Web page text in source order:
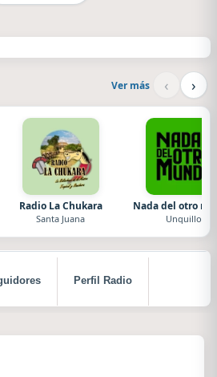
Ver más ‹ ›
Radio La Chukara
Santa Juana
Nada del otro
Unquillo
Perfil Radio